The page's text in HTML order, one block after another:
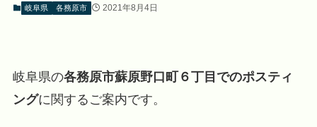
岐阜県 各務原市 2021年8月4日
岐阜県の各務原市蘇原野口町６丁目でのポスティ
ングに関するご案内です。